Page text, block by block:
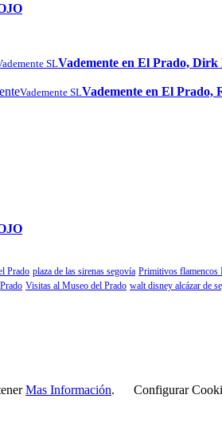
SLVademente en El Prado,
Vademente SLVademente en El Prado,
Prado plaza de las sirenas segovía Primitivos flamencos
Visitas al Museo del Prado walt disney alcázar de
Mas Información. Configurar